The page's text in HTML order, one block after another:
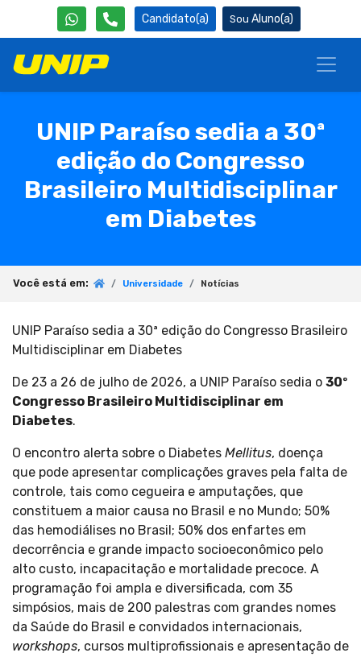
Candidato(a) Aluno(a)
UNIP Paraíso sedia a 30ª
edição do Congresso
Brasileiro Multidisciplinar
em Diabetes
Você está em: Universidade Notícias
UNIP Paraíso sedia a 30ª edição do Congresso Brasileiro
Multidisciplinar em Diabetes
De 23 a 26 de julho de 2026, a UNIP Paraíso sedia o 30º
Congresso Brasileiro Multidisciplinar em
Diabetes.
O encontro alerta sobre o Diabetes Mellitus, doença
que pode apresentar complicações graves pela falta de
controle, tais como cegueira e amputações, que
constituem a maior causa no Brasil e no Mundo; 50%
das hemodiálises no Brasil; 50% dos enfartes em
decorrência e grande impacto socioeconômico pelo
alto custo, incapacitação e mortalidade precoce. A
programação foi ampla e diversificada, com 35
simpósios, mais de 200 palestras com grandes nomes
da Saúde do Brasil e convidados internacionais,
workshops, cursos multiprofissionais e apresentação de